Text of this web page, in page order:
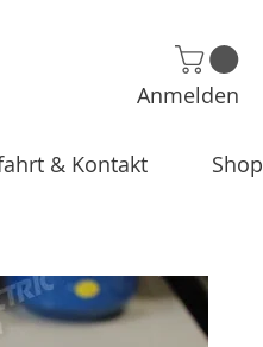
Anmelden
& Kontakt Shop